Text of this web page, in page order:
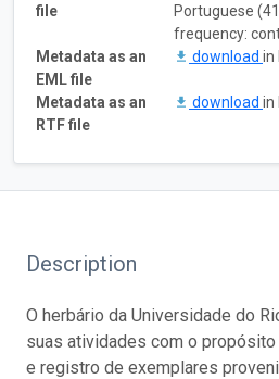
file
Portuguese
frequency:
Metadata as an
EML file
download in
Metadata as an
RTF file
download in
Description
O herbário da Universidade do
suas atividades com o
e registro de exemplares